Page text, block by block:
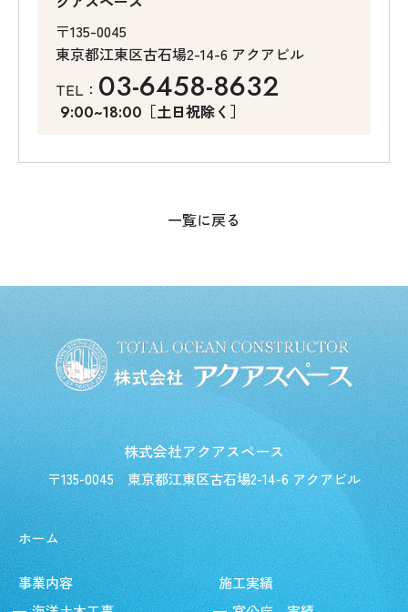
〒135-0045
東京都江東区古石場2-14-6 アクアビル
TEL： 03-6458-8632
9:00~18:00 ［土日祝除く］
一覧に戻る
株式会社アクアスペース
〒135-0045 東京都江東区古石場2-14-6 アクアビル
ホーム
事業内容
施工実績